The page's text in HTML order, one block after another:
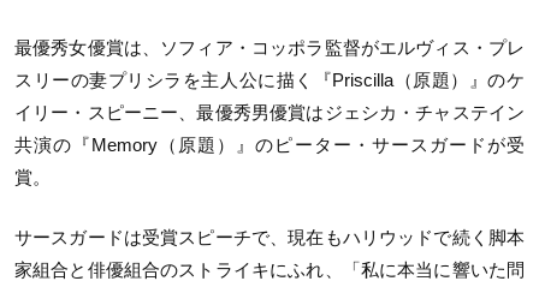
最優秀女優賞は、ソフィア・コッポラ監督がエルヴィス・プレ
スリーの妻プリシラを主人公に描く『Priscilla（原題）』のケ
イリー・スピーニー、最優秀男優賞はジェシカ・チャステイン
共演の『Memory（原題）』のピーター・サースガードが受
賞。
サースガードは受賞スピーチで、現在もハリウッドで続く脚本
家組合と俳優組合のストライキにふれ、「私に本当に響いた問